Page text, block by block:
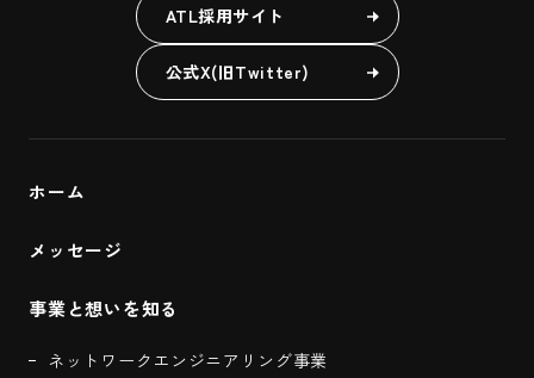
ATL採用サイト
公式X(旧Twitter)
ホーム
メッセージ
事業と想いを知る
ネットワークエンジニアリング事業